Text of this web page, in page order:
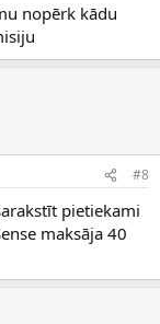
nopērk kādu
#8
pietiekami
maksāja 40